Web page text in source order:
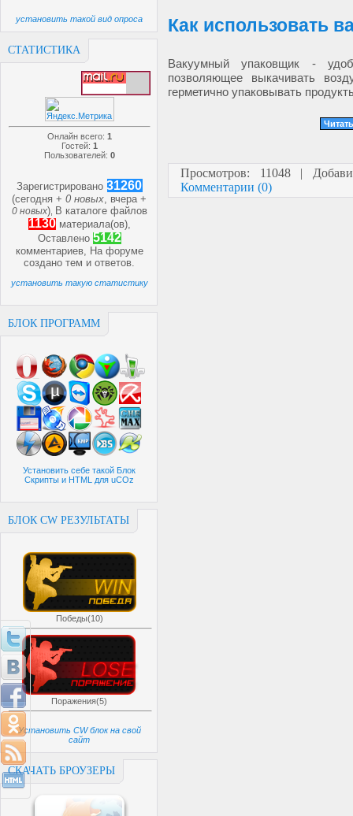
установить такой вид опроса
СТАТИСТИКА
Онлайн всего: 1
Гостей: 1
Пользователей: 0
Зарегистрировано 31260
(сегодня +0 новых, вчера +
0 новых) В каталоге файлов
1130 материала(ов),
Оставлено 5142
комментариев, На форуме
созданотем иответов.
установить такую статистику
БЛОК ПРОГРАММ
Установить себе такой Блок
Скрипты и HTML для uCOz
БЛОК CW РЕЗУЛЬТАТЫ
Победы(10)
Поражения(5)
Установить CW блок на свой
сайт
СКАЧАТЬ БРОУЗЕРЫ
Как использовать
Вакуумный упаковщик -
позволяющее выкачивать
герметично упаковывать
Просмотров: 11048 |
Комментарии (0)